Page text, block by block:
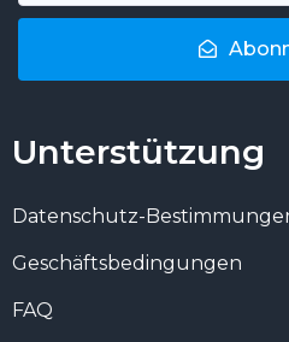
Unterstützung
Datenschutz-
Geschäftsbedingungen
FAQ